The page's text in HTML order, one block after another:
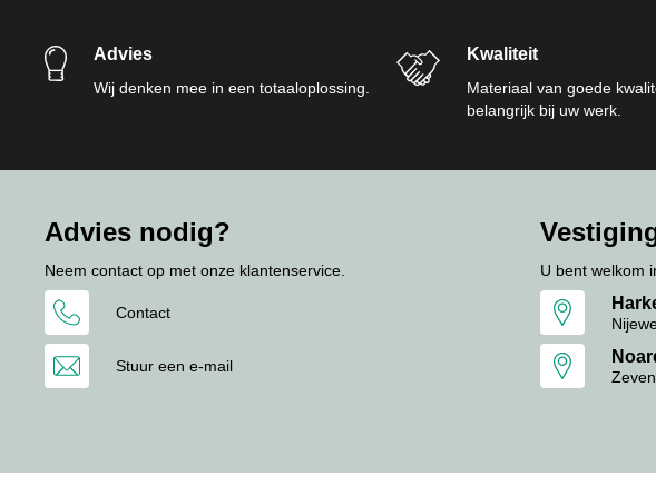
Advies
Wij denken mee in een totaaloplossing.
Kwaliteit
Materiaal van goede
belangrijk bij uw werk.
Advies nodig?
Neem contact op met onze klantenservice.
Contact
Stuur een e-mail
U bent welkom